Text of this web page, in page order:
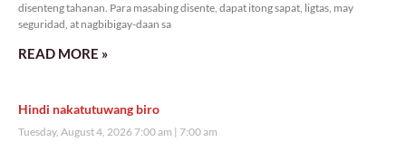
disenteng tahanan. Para masabing disente, dapat itong sapat, ligtas, may
seguridad, at nagbibigay-daan sa
READ MORE »
Hindi nakatutuwang biro
Tuesday, August 4, 2026 7:00 am 7:00 am